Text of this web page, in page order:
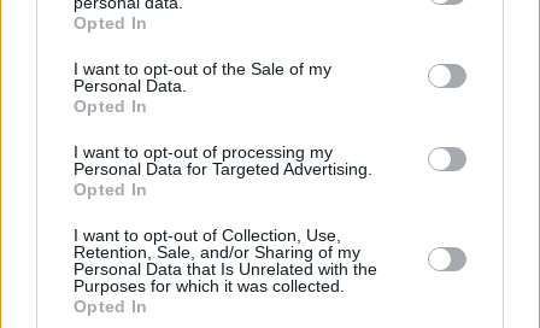
grant or deny consent to Google and its third-party tags to
use your data for below specified purposes in below Google
consent section.
Opted In
I want to opt-out of the Sale of my
Personal Data.
Opted In
I want to opt-out of processing my
Personal Data for Targeted Advertising.
Opted In
I want to opt-out of Collection, Use,
Retention, Sale, and/or Sharing of my
Personal Data that Is Unrelated with the
Purposes for which it was collected.
Opted In
— CBS Evening News (@CBSEveningNews)
July 18, 2022
Η μετεωρολογική υπηρεσία Météo-France
έθεσε σε «κόκκινο συναγερμό» 15 περιφέρειες
της δυτικής Γαλλίας. «Ο καύσωνας